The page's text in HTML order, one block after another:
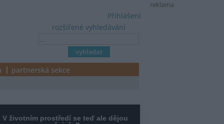
reklama
rozšířené vyhledávání
Přihlášení
partnerská sekce